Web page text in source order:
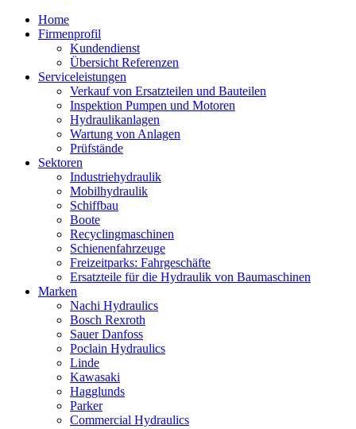
Home
Firmenprofil
Kundendienst
Übersicht Referenzen
Serviceleistungen
Verkauf von Ersatzteilen und Bauteilen
Inspektion Pumpen und Motoren
Hydraulikanlagen
Wartung von Anlagen
Prüfstände
Sektoren
Industriehydraulik
Mobilhydraulik
Schiffbau
Boote
Recyclingmaschinen
Schienenfahrzeuge
Freizeitparks: Fahrgeschäfte
Ersatzteile für die Hydraulik von Baumaschinen
Marken
Nachi Hydraulics
Bosch Rexroth
Sauer Danfoss
Poclain Hydraulics
Linde
Kawasaki
Hagglunds
Parker
Commercial Hydraulics